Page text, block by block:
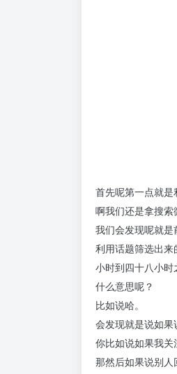
首先呢第一点就是
啊我们还是拿搜索
我们会发现呢就是
利用话题筛选出
小时到四十八小时
什么意思呢？
比如说哈。
会发现就是说如
你比如说如果我关
那然后如果说别人